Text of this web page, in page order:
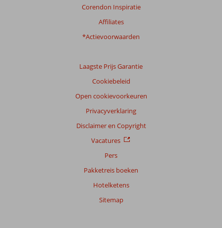
Corendon Inspiratie
Affiliates
*Actievoorwaarden
Laagste Prijs Garantie
Cookiebeleid
Open cookievoorkeuren
Privacyverklaring
Disclaimer en Copyright
Vacatures
Pers
Pakketreis boeken
Hotelketens
Sitemap